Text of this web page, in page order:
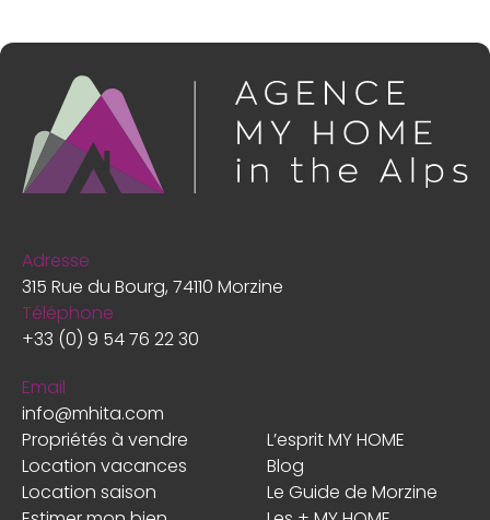
Propriétés à vendre
L’esprit MY HOME
Location vacances
Blog
Location saison
Le Guide de Morzine
Adresse
315 Rue du Bourg, 74110 Morzine
Téléphone
+33 (0) 9 54 76 22 30
Email
info@mhita.com